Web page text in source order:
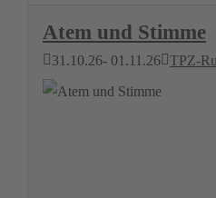
Atem und Stimme
31.10.26- 01.11.26 TPZ-